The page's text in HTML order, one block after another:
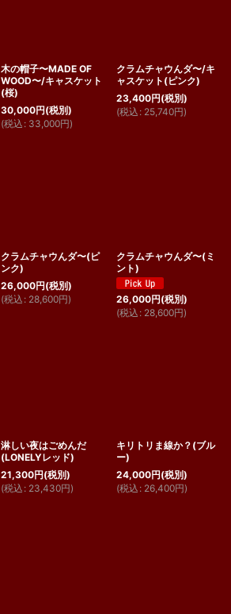
木の帽子〜MADE OF
WOOD〜/キャスケット
(桜)
30,000円(税別)
(税込 : 33,000円)
クラムチャウんダ〜/キ
ャスケット(ピンク)
23,400円(税別)
(税込 : 25,740円)
クラムチャウんダ〜(ピ
ンク)
26,000円(税別)
(税込 : 28,600円)
クラムチャウんダ〜(ミ
ント)
26,000円(税別)
(税込 : 28,600円)
淋しい夜はごめんだ
(LONELYレッド)
21,300円(税別)
(税込 : 23,430円)
キリトリま線か？(ブル
ー)
24,000円(税別)
(税込 : 26,400円)